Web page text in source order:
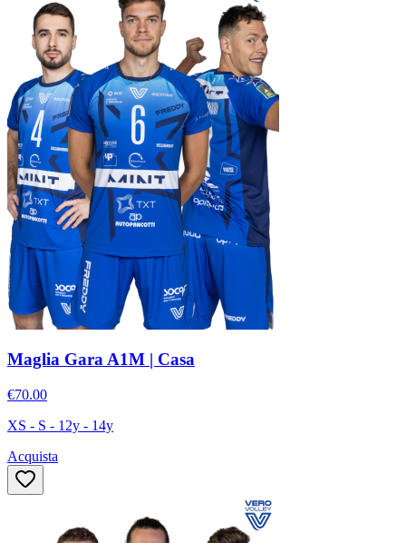
Maglia Gara A1M | Casa
€70.00
XS - S - 12y - 14y
Acquista